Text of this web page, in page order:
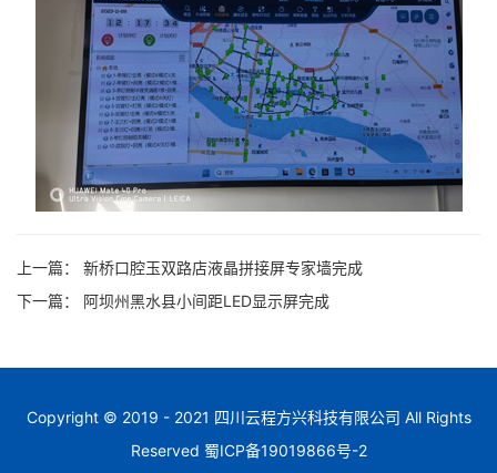
上一篇： 新桥口腔玉双路店液晶拼接屏专家墙完成
下一篇： 阿坝州黑水县小间距LED显示屏完成
Copyright © 2019 - 2021 四川云程方兴科技有限公司 All Rights
Reserved 蜀ICP备19019866号-2